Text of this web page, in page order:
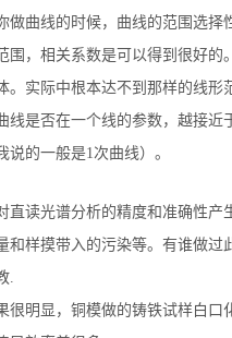
做曲线的时候，曲线的范围选择
围，相关系数是可以得到很好的
。实际中根本达不到那样的线形
线是否在一个线的参数，越接近
说的一般是1次曲线）。
直读光谱分析的精度和准确性产
和样摸带入的污染等。有谁做过
.
很明显，铜模做的铸铁试样白口